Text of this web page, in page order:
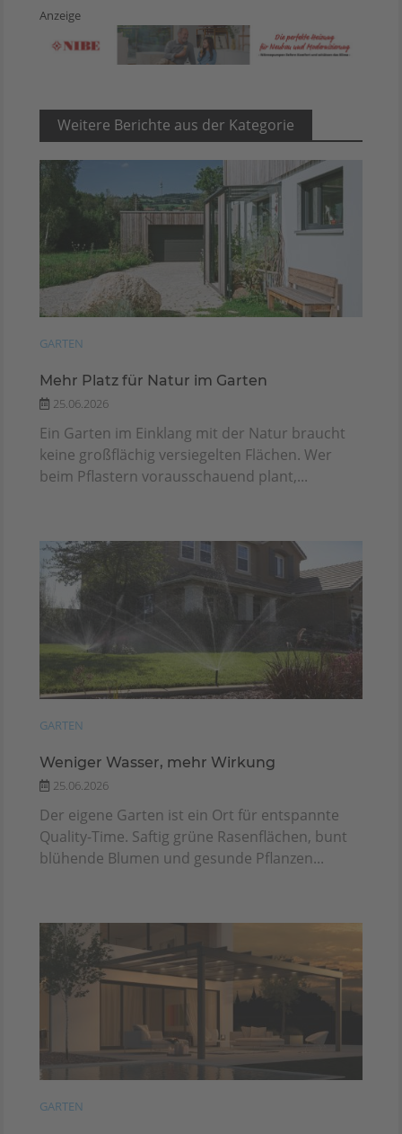
Anzeige
Weitere Berichte aus der Kategorie
GARTEN
Mehr Platz für Natur im Garten
25.06.2026
Ein Garten im Einklang mit der Natur braucht
keine großflächig versiegelten Flächen. Wer
beim Pflastern vorausschauend plant,...
GARTEN
Weniger Wasser, mehr Wirkung
25.06.2026
Der eigene Garten ist ein Ort für entspannte
Quality-Time. Saftig grüne Rasenflächen, bunt
blühende Blumen und gesunde Pflanzen...
GARTEN